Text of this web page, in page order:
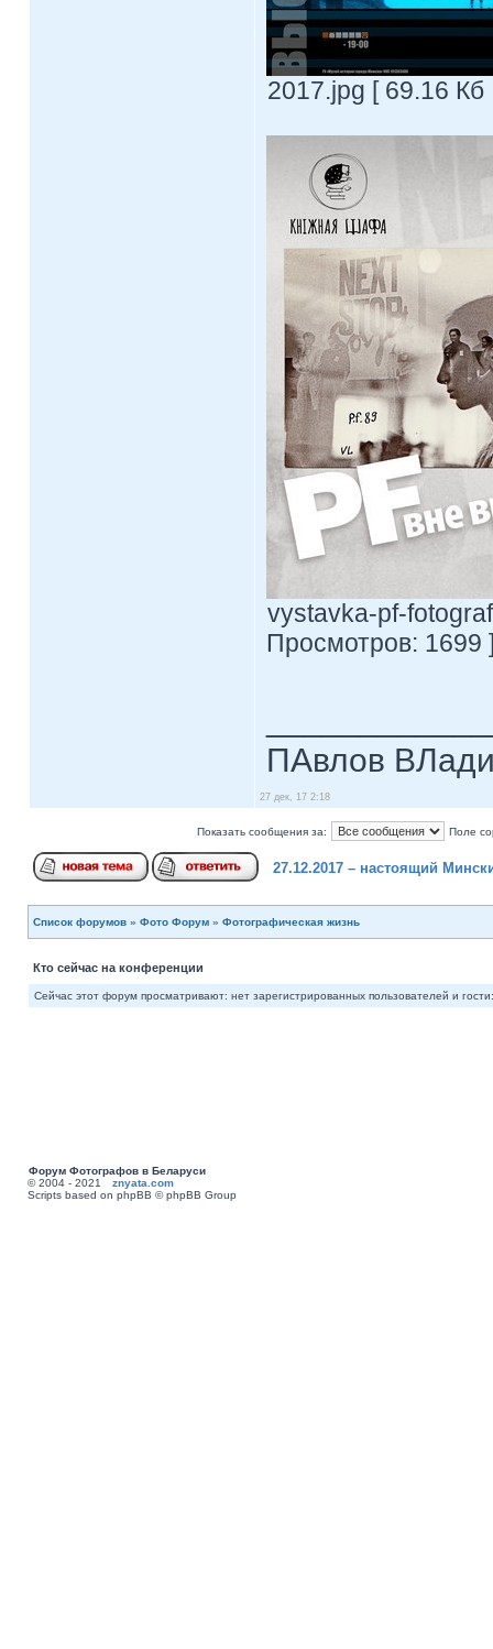
2017.jpg [ 69.16
vystavka-pf-
Просмотров: 1699
ПАвлов
27 дек, 17 2:18
Показать сообщения за: Поле
27.12.2017 – настоящий
Список форумов » Фото Форум » Фотографическая жизнь
Кто сейчас на конференции
Сейчас этот форум просматривают: нет зарегистрированных пользователей и
Форум Фотографов в Беларуси
© 2004 - 2021 znyata.com
Scripts based on phpBB © phpBB Group